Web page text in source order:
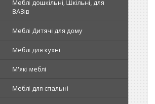
Меблі дошкільні, Шкільні, для
ВАЗів
Меблі Дитячі для дому
Меблі для кухні
М'які меблі
Меблі для спальні